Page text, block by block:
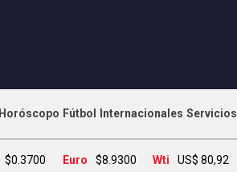
Horóscopo Fútbol Internacionales Servicios
$0.3700 Euro $8.9300 Wti US$ 80,92